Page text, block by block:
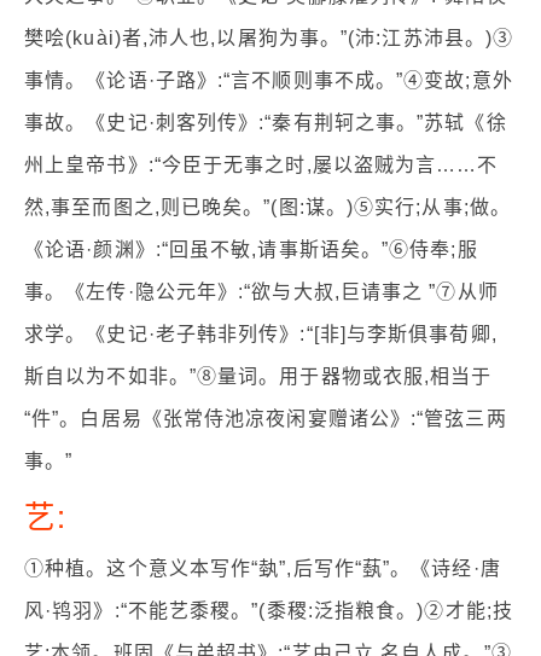
樊哙(kuài)者,沛人也,以屠狗为事。”(沛:江苏沛县。)③
事情。《论语·子路》:“言不顺则事不成。”④变故;意外
事故。《史记·刺客列传》:“秦有荆轲之事。”苏轼《徐
州上皇帝书》:“今臣于无事之时,屡以盗贼为言……不
然,事至而图之,则已晚矣。”(图:谋。)⑤实行;从事;做。
《论语·颜渊》:“回虽不敏,请事斯语矣。”⑥侍奉;服
事。《左传·隐公元年》:“欲与大叔,巨请事之 ”⑦从师
求学。《史记·老子韩非列传》:“[非]与李斯俱事荀卿,
斯自以为不如非。”⑧量词。用于器物或衣服,相当于
“件”。白居易《张常侍池凉夜闲宴赠诸公》:“管弦三两
事。”
艺:
①种植。这个意义本写作“埶”,后写作“蓺”。《诗经·唐
风·鸨羽》:“不能艺黍稷。”(黍稷:泛指粮食。)②才能;技